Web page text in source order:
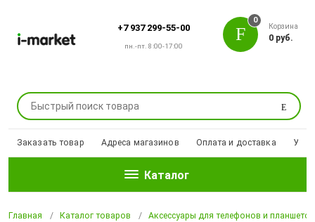
+7 937 299-55-00
пн.-пт. 8:00-17:00
Поиск
0
Корзина
0 руб.
Заказать товар Адреса магазинов Оплата и доставка
Каталог
Главная Каталог товаров Аксессуары для телефонов и планшетов